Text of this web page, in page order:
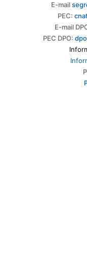
E-mail
PEC:
E-mail
PEC DPO: